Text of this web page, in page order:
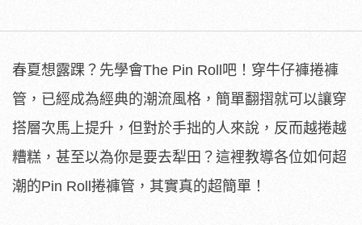
春夏想露踝？先學會The Pin Roll吧！穿牛仔褲捲褲
管，已經成為經典的潮流風格，簡單翻摺就可以讓穿
搭層次馬上提升，但對於手拙的人來說，反而越捲越
糟糕，甚至以為你是要去犁田？這裡教導各位如何超
潮的Pin Roll捲褲管，其實真的超簡單！